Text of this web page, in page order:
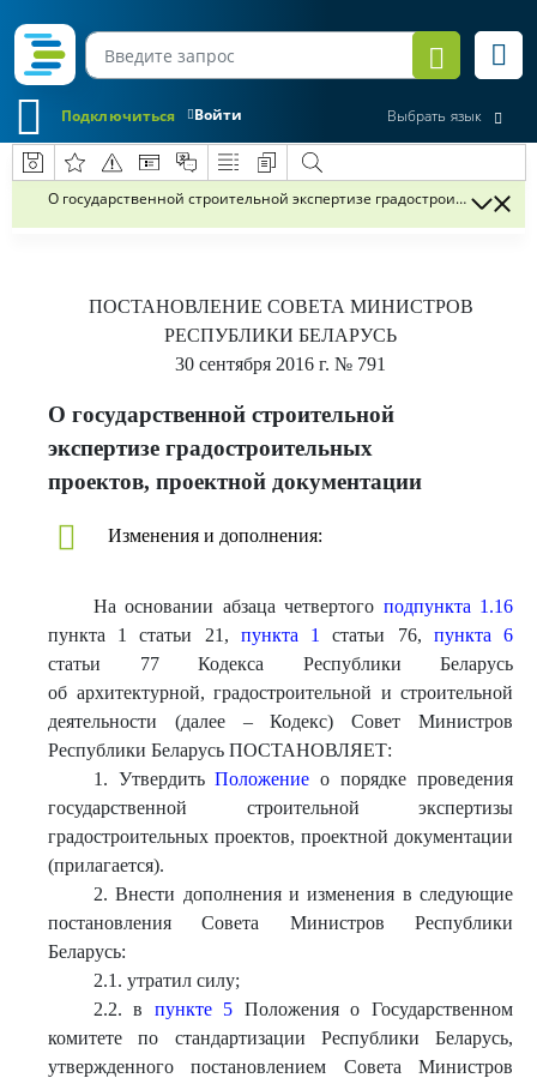
Войти
Подключиться Выбрать язык
О государственной строительной экспертизе градостроительных
ПОСТАНОВЛЕНИЕ СОВЕТА МИНИСТРОВ
РЕСПУБЛИКИ БЕЛАРУСЬ
30 сентября 2016 г. № 791
О государственной строительной
экспертизе градостроительных
проектов, проектной документации
Изменения и дополнения:
На основании абзаца четвертого подпункта 1.16
пункта 1 статьи 21, пункта 1 статьи 76, пункта 6
статьи 77 Кодекса Республики Беларусь
об архитектурной, градостроительной и строительной
деятельности (далее – Кодекс) Совет Министров
Республики Беларусь ПОСТАНОВЛЯЕТ:
1. УтвердитьПоложение о порядке проведения
государственной строительной экспертизы
градостроительных проектов, проектной документации
(прилагается).
2. Внести дополнения и изменения в следующие
постановления Совета Министров Республики
Беларусь:
2.1. утратил силу;
2.2. в пункте 5 Положения о Государственном
комитете по стандартизации Республики Беларусь,
утвержденного постановлением Совета Министров